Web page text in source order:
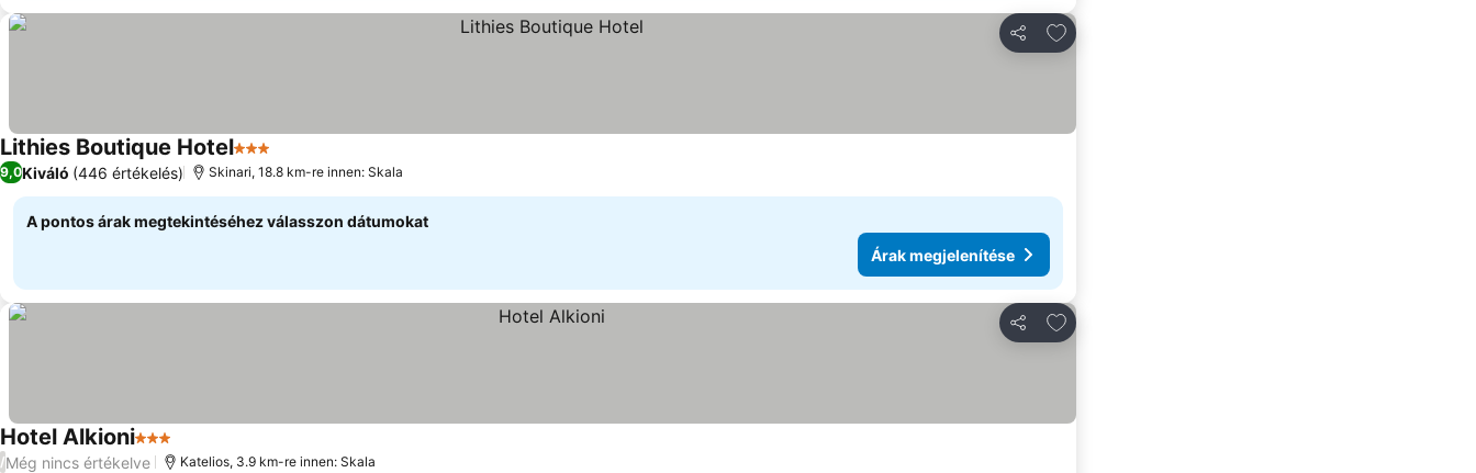
Megosztás
Hozzáadás a kedvencekhez
Lithies Boutique Hotel3 Kategória
9,0Kiváló (446 értékelés) Skinari, 18.8 km-re innen: Skala
A pontos árak megtekintéséhez válasszon dátumokat
Árak megjelenítése
Megosztás
Hozzáadás a kedvencekhez
Hotel Alkioni3 Kategória
/Még nincs értékelve Katelios, 3.9 km-re innen: Skala